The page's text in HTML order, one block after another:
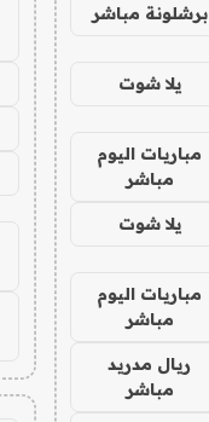
برشلونة مباشر
يلا شوت
مباريات اليوم
مباشر
يلا شوت
مباريات اليوم
مباشر
ريال مدريد
مباشر